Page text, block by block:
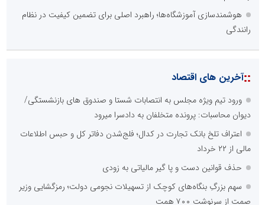
هوشمندسازی آموزشگاه‌ها؛ راهبرد اصلی برای تضمین کیفیت در نظام
رانندگی
::آخرین های اقتصاد
ورود تیم ویژه مجلس به انتصابات شستا و صندوق های بازنشستگی/
دیوان محاسبات: پرونده متخلفان به دادسرا میرود
اعتراف تلخ بانک تجارت در کدال؛ فلج‌شدن دفاتر کل و حبس اطلاعات
مالی از ۲۲ خرداد
حذف قوانین دست و پا گیر مالیاتی به زودی
سهم بزرگِ بنگاه‌های کوچک از تسهیلات نجومی دولت؛ رمزگشایی وزیر
صمت از سرنوشت ۷۰۰ همت